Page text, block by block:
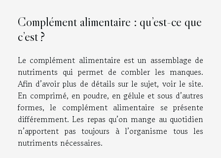
Complément alimentaire : qu’est-ce que
c’est ?
Le complément alimentaire est un assemblage de
nutriments qui permet de combler les manques.
Afin d’avoir plus de détails sur le sujet, voirle site.
En comprimé, en poudre, en gélule et sous d’autres
formes, le complément alimentaire se présente
différemment. Les repas qu’on mange au quotidien
n’apportent pas toujours à l’organisme tous les
nutriments nécessaires.